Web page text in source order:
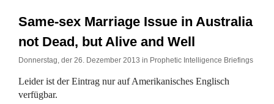
Same-sex Marriage Issue in Australia
not Dead, but Alive and Well
Donnerstag, der 26. Dezember 2013 in Prophetic Intelligence Briefings
Leider ist der Eintrag nur auf Amerikanisches Englisch
verfügbar.